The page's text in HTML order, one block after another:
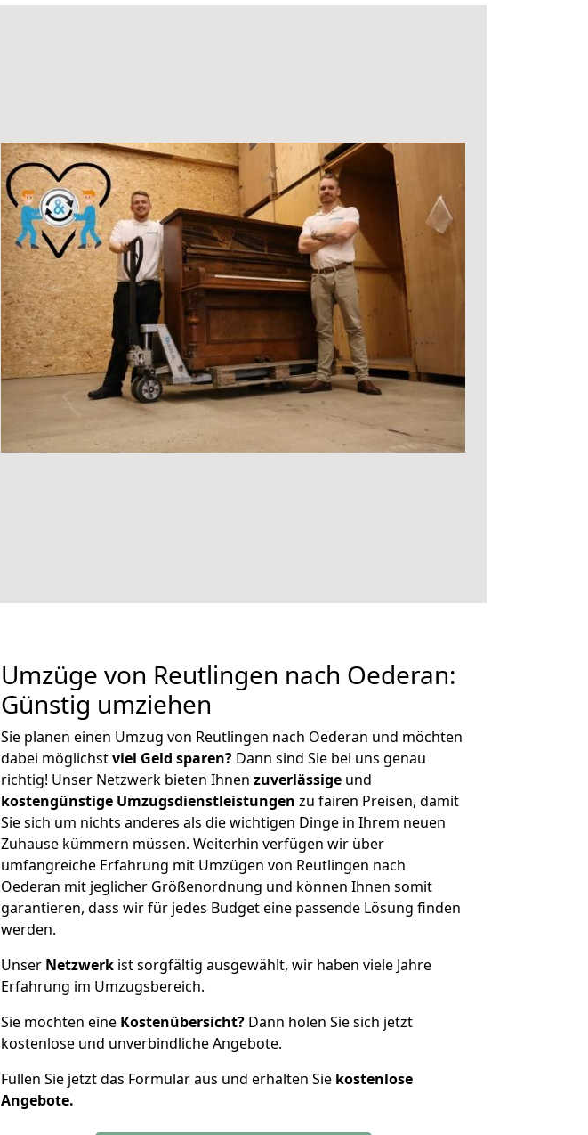
Umzüge von Reutlingen nach Oederan:
Günstig umziehen
Sie planen einen Umzug von Reutlingen nach Oederan und möchten
dabei möglichstviel Geld sparen? Dann sind Sie bei uns genau
richtig! Unser Netzwerk bieten Ihnen zuverlässige und
kostengünstige Umzugsdienstleistungen zu fairen Preisen, damit
Sie sich um nichts anderes als die wichtigen Dinge in Ihrem neuen
Zuhause kümmern müssen. Weiterhin verfügen wir über
umfangreiche Erfahrung mit Umzügen von Reutlingen nach
Oederan mit jeglicher Größenordnung und können Ihnen somit
garantieren, dass wir für jedes Budget eine passende Lösung finden
werden.
Unser Netzwerk ist sorgfältig ausgewählt, wir haben viele Jahre
Erfahrung im Umzugsbereich.
Sie möchten eine Kostenübersicht? Dann holen Sie sich jetzt
kostenlose und unverbindliche Angebote.
Füllen Sie jetzt das Formular aus und erhalten Sie kostenlose
Angebote.